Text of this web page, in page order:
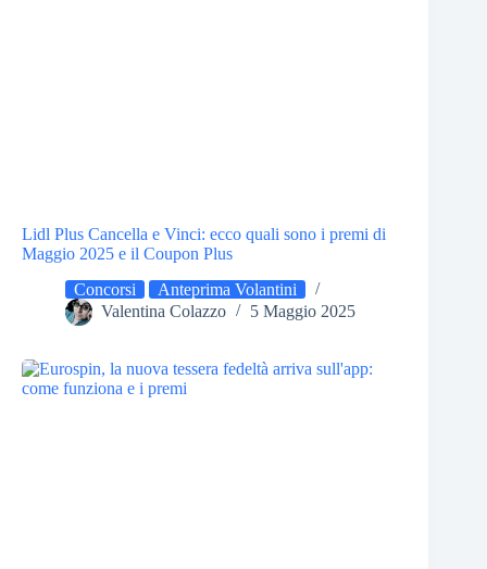
Lidl Plus Cancella e Vinci: ecco quali sono i premi di
Maggio 2025 e il Coupon Plus
Concorsi
Anteprima Volantini
Valentina Colazzo
5 Maggio 2025